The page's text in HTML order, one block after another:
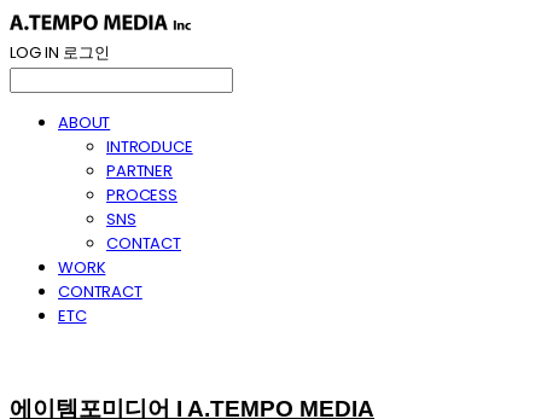
LOG IN 로그인
ABOUT
INTRODUCE
PARTNER
PROCESS
SNS
CONTACT
WORK
CONTRACT
ETC
에이템포미디어 I A.TEMPO MEDIA